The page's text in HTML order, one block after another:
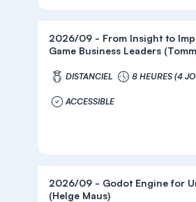
2026/09 - From Insight to
Game Business Leaders
DISTANCIEL 8 HEURES (4
ACCESSIBLE
2026/09 - Godot Engine for
(Helge Maus)